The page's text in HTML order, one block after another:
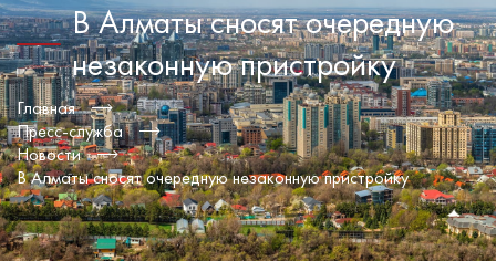
В Алматы сносят очередную
незаконную пристройку
Главная
Пресс-служба
Новости
В Алматы сносят очередную незаконную пристройку